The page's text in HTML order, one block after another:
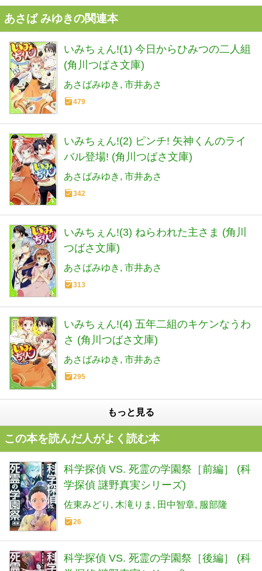
あさば みゆきの関連本
いみちぇん!(1) 今日からひみつの二人組
(角川つばさ文庫)
あさばみゆき 市井あさ
479
いみちぇん!(2) ピンチ! 矢神くんのライ
バル登場! (角川つばさ文庫)
あさばみゆき 市井あさ
342
いみちぇん!(3) ねらわれた主さま (角川
つばさ文庫)
あさばみゆき 市井あさ
313
いみちぇん!(4) 五年二組のキケンなうわ
さ (角川つばさ文庫)
あさばみゆき 市井あさ
295
もっと見る
この本を読んだ人がよく読む本
科学探偵 VS. 死霊の学園祭［前編］ (科
学探偵 謎野真実シリーズ)
佐東みどり 木滝りま 田中智章 服部隆
26
科学探偵 VS. 死霊の学園祭［後編］ (科